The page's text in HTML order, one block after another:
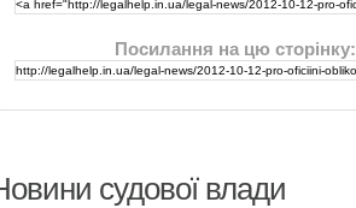
Посилання на цю сторінку:
судової влади